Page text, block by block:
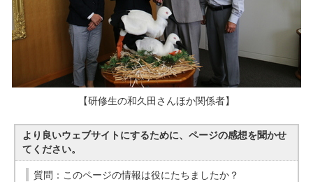
【研修生の和久田さんほか関係者】
より良いウェブサイトにするために、ページの感想を聞かせ
てください。
質問：このページの情報は役にたちましたか？